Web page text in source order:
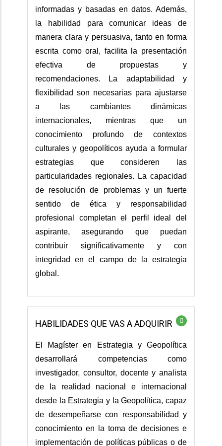
informadas y basadas en datos. Además,
la habilidad para comunicar ideas de
manera clara y persuasiva, tanto en forma
escrita como oral, facilita la presentación
efectiva de propuestas y
recomendaciones. La adaptabilidad y
flexibilidad son necesarias para ajustarse
a las cambiantes dinámicas
internacionales, mientras que un
conocimiento profundo de contextos
culturales y geopolíticos ayuda a formular
estrategias que consideren las
particularidades regionales. La capacidad
de resolución de problemas y un fuerte
sentido de ética y responsabilidad
profesional completan el perfil ideal del
aspirante, asegurando que puedan
contribuir significativamente y con
integridad en el campo de la estrategia
global.
HABILIDADES QUE VAS A ADQUIRIR
El Magíster en Estrategia y Geopolítica
desarrollará competencias como
investigador, consultor, docente y analista
de la realidad nacional e internacional
desde la Estrategia y la Geopolítica, capaz
de desempeñarse con responsabilidad y
conocimiento en la toma de decisiones e
implementación de políticas públicas o de